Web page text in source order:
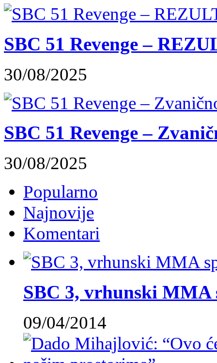
SBC 51 Revenge –
30/08/2025
SBC 51 Revenge –
30/08/2025
Popularno
Najnovije
Komentari
SBC 3, vrhunski MMA
09/04/2014